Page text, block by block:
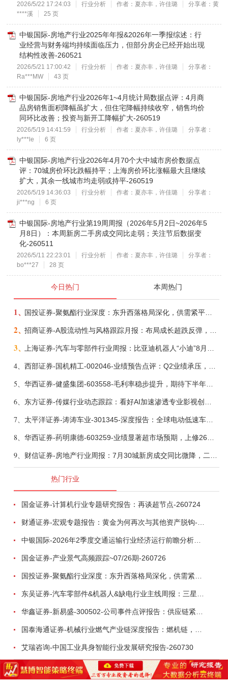
2026/5/22 17:24:03 行业分析 作者：夏亦丰，许佳璐
分享者：黄
****溪
25 页
中银国际-房地产行业2025年年报&2026年一季报综述：行
业经营与财务端均持续面临压力，但部分房企已经开始出现
结构性改善-260521
2026/5/21 17:00:42 行业分析 作者：夏亦丰，许佳璐
分享者：
Ra***MW
43 页
中银国际-房地产行业2026年1~4月统计局数据点评：4月商
品房销售面积降幅虽扩大，但住宅降幅持续收窄，销售均价
同环比改善；投资与新开工降幅扩大-260519
2026/5/19 14:41:59 行业分析 作者：夏亦丰，许佳璐
分享者：
ly***le
6 页
中银国际-房地产行业2026年4月70个大中城市房价数据点
评：70城房价环比跌幅持平；上海房价环比涨幅最大且继续
扩大，其余一线城市均走弱或持平-260519
2026/5/19 14:36:03 行业分析 作者：夏亦丰，许佳璐
分享者：
ji***ng
6 页
中银国际-房地产行业第19周周报（2026年5月2日~2026年5
月8日）：本周新房二手房成交同比走弱；关注节后数据变
化-260511
2026/5/11 22:23:01 行业分析 作者：夏亦丰，许佳璐
分享者：
bo***27
28 页
今日热门 本周热门
1、 国投证券-聚氨酯行业深度：东升西落格局深化，供需紧平衡驱动盈利修复-260804
2、
3、
4、
5、 华西证券-健盛集团-603558-毛利率稳步提升，期待下半年无缝加速-260804
6、
7、 太平洋证券-涛涛车业-301345-深度报告：全球电动低速车龙头，掘金户外休闲黄金赛道-260730
8、
9、
热门行业
国金证券-计算机行业专题研究报告：再谈超节点-260724
中银国际-2026年2季度交通运输行业经济运行前瞻分析：地缘冲突致航运和航空景气度分化，交通基础设施板块总体呈现稳健特征-260724
国金证券-产业景气高频跟踪~07/26期-260726
艾瑞咨询-中国工业具身智能行业发展研究报告-260730